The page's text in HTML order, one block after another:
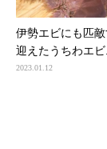
伊勢エビにも匹
迎えたうちわエビ
2023.01.12